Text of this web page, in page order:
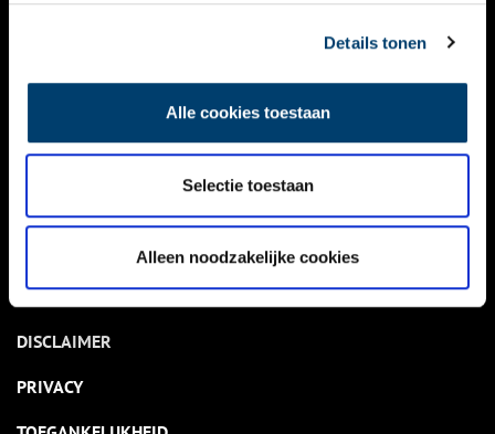
Details tonen
Alle cookies toestaan
Selectie toestaan
Alleen noodzakelijke cookies
ACTIVITEITEN
NIEUWSBRIEF
DISCLAIMER
PRIVACY